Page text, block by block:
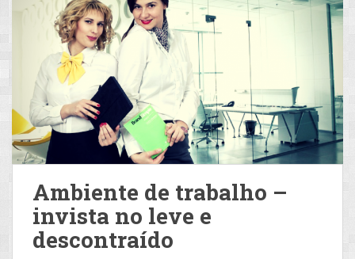
Ambiente de trabalho –
invista no leve e
descontraído